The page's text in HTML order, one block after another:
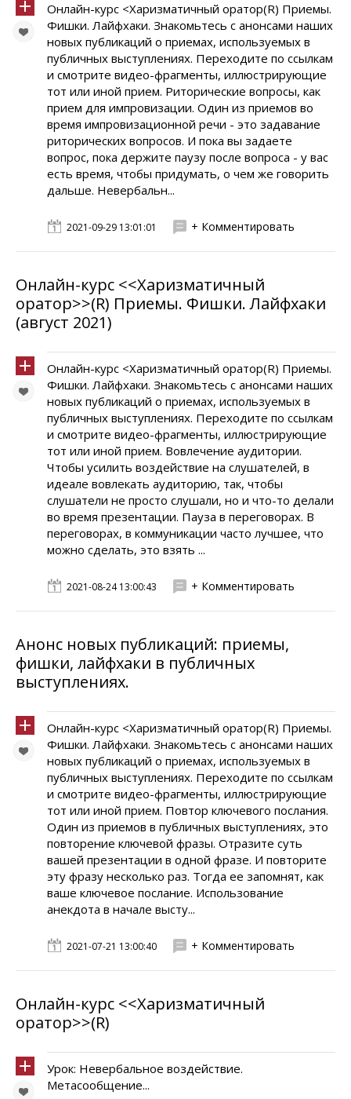
Онлайн-курс <Харизматичный оратор(R) Приемы.
Фишки. Лайфхаки. Знакомьтесь с анонсами наших
новых публикаций о приемах, используемых в
публичных выступлениях. Переходите по ссылкам
и смотрите видео-фрагменты, иллюстрирующие
тот или иной прием. Риторические вопросы, как
прием для импровизации. Один из приемов во
время импровизационной речи - это задавание
риторических вопросов. И пока вы задаете
вопрос, пока держите паузу после вопроса - у вас
есть время, чтобы придумать, о чем же говорить
дальше. Невербальн...
2021-09-29 13:01:01 + Комментировать
Онлайн-курс <<Харизматичный
оратор>>(R) Приемы. Фишки. Лайфхаки
(август 2021)
Онлайн-курс <Харизматичный оратор(R) Приемы.
Фишки. Лайфхаки. Знакомьтесь с анонсами наших
новых публикаций о приемах, используемых в
публичных выступлениях. Переходите по ссылкам
и смотрите видео-фрагменты, иллюстрирующие
тот или иной прием. Вовлечение аудитории.
Чтобы усилить воздействие на слушателей, в
идеале вовлекать аудиторию, так, чтобы
слушатели не просто слушали, но и что-то делали
во время презентации. Пауза в переговорах. В
переговорах, в коммуникации часто лучшее, что
можно сделать, это взять ...
2021-08-24 13:00:43 + Комментировать
Анонс новых публикаций: приемы,
фишки, лайфхаки в публичных
выступлениях.
Онлайн-курс <Харизматичный оратор(R) Приемы.
Фишки. Лайфхаки. Знакомьтесь с анонсами наших
новых публикаций о приемах, используемых в
публичных выступлениях. Переходите по ссылкам
и смотрите видео-фрагменты, иллюстрирующие
тот или иной прием. Повтор ключевого послания.
Один из приемов в публичных выступлениях, это
повторение ключевой фразы. Отразите суть
вашей презентации в одной фразе. И повторите
эту фразу несколько раз. Тогда ее запомнят, как
ваше ключевое послание. Использование
анекдота в начале высту...
2021-07-21 13:00:40 + Комментировать
Онлайн-курс <<Харизматичный
оратор>>(R)
Урок: Невербальное воздействие.
Метасообщение...